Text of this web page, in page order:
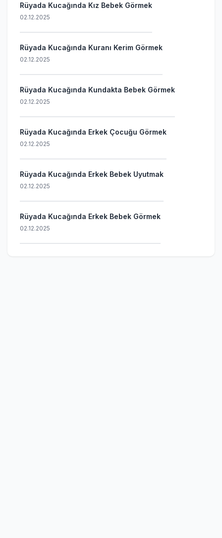
Rüyada Kucağında Kız Bebek Görmek
02.12.2025
Rüyada Kucağında Kuranı Kerim Görmek
02.12.2025
Rüyada Kucağında Kundakta Bebek Görmek
02.12.2025
Rüyada Kucağında Erkek Çocuğu Görmek
02.12.2025
Rüyada Kucağında Erkek Bebek Uyutmak
02.12.2025
Rüyada Kucağında Erkek Bebek Görmek
02.12.2025